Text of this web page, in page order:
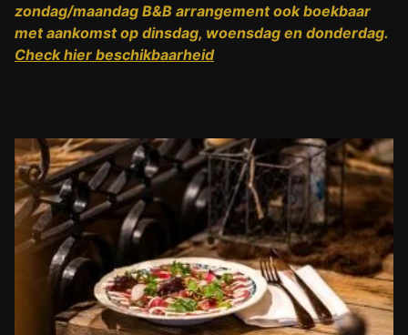
zondag/maandag B&B arrangement ook boekbaar
met aankomst op dinsdag, woensdag en donderdag.
Check hier beschikbaarheid